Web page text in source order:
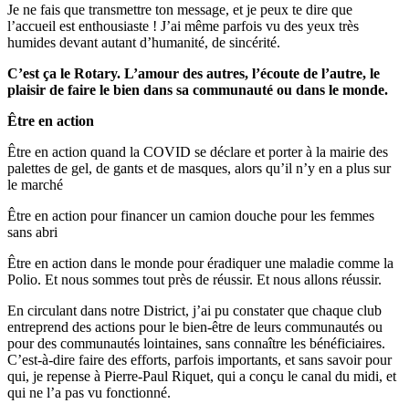
Je ne fais que transmettre ton message, et je peux te dire que
l’accueil est enthousiaste ! J’ai même parfois vu des yeux très
humides devant autant d’humanité, de sincérité.
C’est ça le Rotary. L’amour des autres, l’écoute de l’autre, le
plaisir de faire le bien dans sa communauté ou dans le monde.
Être en action
Être en action quand la COVID se déclare et porter à la mairie des
palettes de gel, de gants et de masques, alors qu’il n’y en a plus sur
le marché
Être en action pour financer un camion douche pour les femmes
sans abri
Être en action dans le monde pour éradiquer une maladie comme la
Polio. Et nous sommes tout près de réussir. Et nous allons réussir.
En circulant dans notre District, j’ai pu constater que chaque club
entreprend des actions pour le bien-être de leurs communautés ou
pour des communautés lointaines, sans connaître les bénéficiaires.
C’est-à-dire faire des efforts, parfois importants, et sans savoir pour
qui, je repense à Pierre-Paul Riquet, qui a conçu le canal du midi, et
qui ne l’a pas vu fonctionné.